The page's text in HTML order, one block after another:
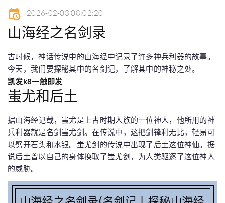
2026-02-03 08:02:20
山海经之名剑录
古时候，神话传说中的山海经中记录了许多神兵利器的故事。
今天，我们要探秘其中的名剑记，了解其中的神秘之处。
凯发k8一触即发
蚩尤和后土
据山海经记载，蚩尤是上古时期人族的一位神人，他所用的神
兵利器就是名剑蚩尤剑。在传说中，这把剑锋利无比，轻易可
以劈开石头和水银。蚩尤剑的传说中出现了后土这位神仙。据
说后土曾以自己的身体换取了蚩尤剑，为人类驱逐了这位神人
的威胁。